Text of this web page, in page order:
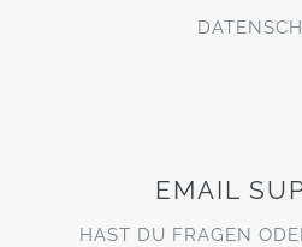
EMAIL
HAST DU FRAGEN